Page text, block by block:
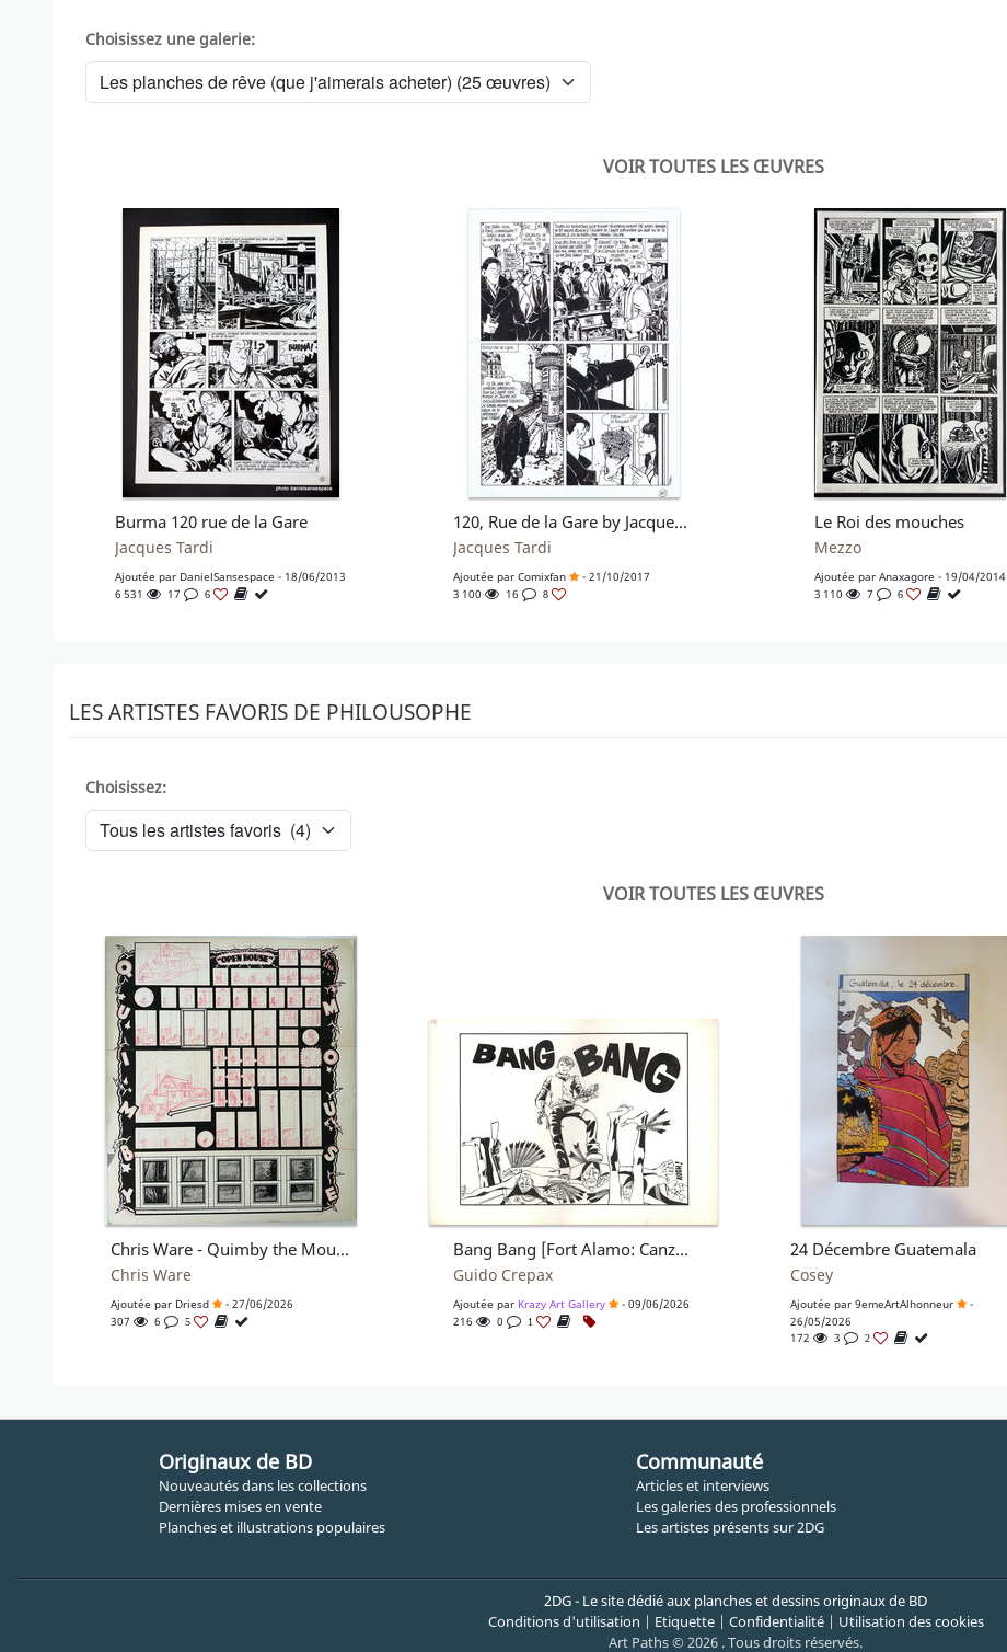
Choisissez une galerie:
VOIR TOUTES LES ŒUVRES
Burma 120 rue de la Gare
Jacques Tardi
Ajoutée par DanielSansespace - 18/06/2013
6 531
17 6
120, Rue de la Gare by Jacques Tardi
Jacques Tardi
Ajoutée parComixfan
- 21/10/2017
3 100
16 8
Le Roi des mouches
Mezzo
Ajoutée parAnaxagore - 19/04/2014
3 110
7 6
LES ARTISTES FAVORIS DE PHILOUSOPHE
Choisissez:
VOIR TOUTES LES ŒUVRES
Chris Ware - Quimby the Mouse
Chris Ware
Ajoutée par Driesd
- 27/06/2026
307
6 5
Bang Bang [Fort Alamo: Canzoni e storie del vecchio West]
Guido Crepax
Ajoutée par Krazy Art Gallery
- 09/06/2026
216
0 1
24 Décembre Guatemala
Cosey
Ajoutée par 9emeArtAlhonneur
-
26/05/2026
172
3 2
Originaux de BD
Nouveautés dans les collections
Dernières mises en vente
Planches et illustrations populaires
Communauté
Articles et interviews
Les galeries des professionnels
Les artistes présents sur 2DG
2DG - Le site dédié aux planches et dessins originaux de BD
Conditions d'utilisation | Etiquette| Confidentialité| Utilisation des cookies
Art Paths © 2026 . Tous droits réservés.